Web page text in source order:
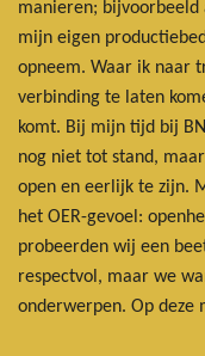
manieren; bijvoorbeeld
mijn eigen
opneem. Waar ik naar
verbinding te laten
komt. Bij mijn tijd bij
nog niet tot stand,
open en eerlijk te zijn.
het OER-gevoel:
probeerden wij een
respectvol, maar we
onderwerpen. Op deze